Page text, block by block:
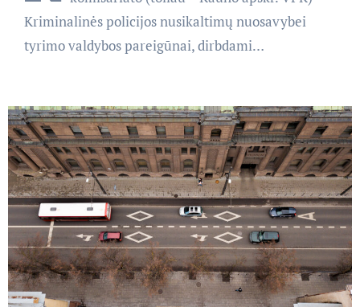
Kriminalinės policijos nusikaltimų nuosavybei
tyrimo valdybos pareigūnai, dirbdami…